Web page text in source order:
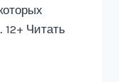
12+ Читать